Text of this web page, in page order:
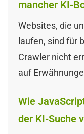
mancher KI-
Websites, die
laufen, sind für
Crawler nicht
auf
Wie
der KI-Suche